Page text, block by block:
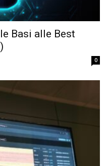
Basi alle Best
0